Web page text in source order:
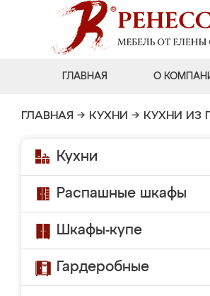
ГЛАВНАЯ О
ГЛАВНАЯ → КУХНИ → КУХНИ ИЗ
Кухни
Распашные шкафы
Шкафы-купе
Гардеробные